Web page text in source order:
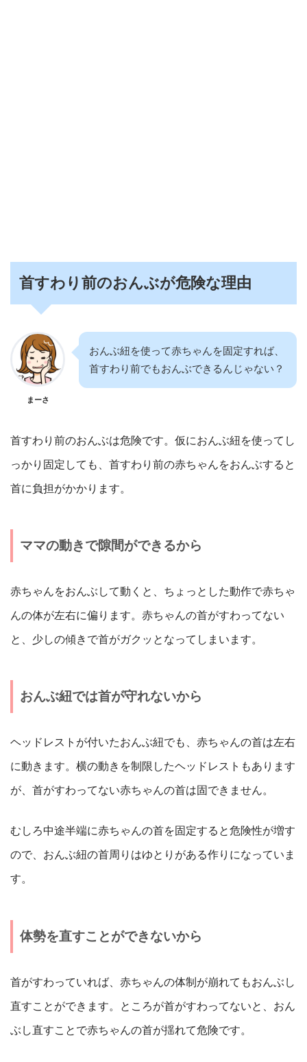
首すわり前のおんぶが危険な理由
まーさ
おんぶ紐を使って赤ちゃんを固定すれば、
首すわり前でもおんぶできるんじゃない？
首すわり前のおんぶは危険です。仮におんぶ紐を使ってし
っかり固定しても、首すわり前の赤ちゃんをおんぶすると
首に負担がかかります。
ママの動きで隙間ができるから
赤ちゃんをおんぶして動くと、ちょっとした動作で赤ちゃ
んの体が左右に偏ります。赤ちゃんの首がすわってない
と、少しの傾きで首がガクッとなってしまいます。
おんぶ紐では首が守れないから
ヘッドレストが付いたおんぶ紐でも、赤ちゃんの首は左右
に動きます。横の動きを制限したヘッドレストもあります
が、首がすわってない赤ちゃんの首は固できません。
むしろ中途半端に赤ちゃんの首を固定すると危険性が増す
ので、おんぶ紐の首周りはゆとりがある作りになっていま
す。
体勢を直すことができないから
首がすわっていれば、赤ちゃんの体制が崩れてもおんぶし
直すことができます。ところが首がすわってないと、おん
ぶし直すことで赤ちゃんの首が揺れて危険です。